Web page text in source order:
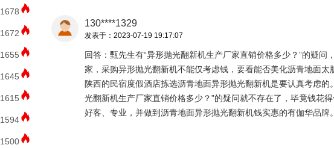
130****1329
发表于：2023-07-19 19:17:07
回答：甄先生有“异形抛光翻新机生产厂家直销价格多少？”的疑
家，采购异形抛光翻新机不能仅考虑钱，要看能否美化沥青地面
陕西的民宿度假酒店拣选沥青地面异形抛光翻新机是要认真考虑
光翻新机生产厂家直销价格多少？”的疑问就不存在了，毕竟钱花
好客、专业，并做到沥青地面异形抛光翻新机钱实惠的有伽华品牌。
1678
1672
1655
1645
1615
1594
1500